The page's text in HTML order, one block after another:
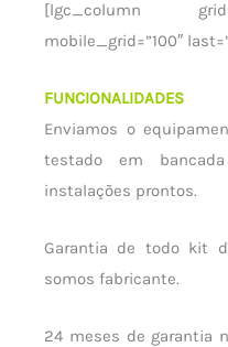
[lgc_column
mobile_grid=”100″
FUNCIONALIDADES
Enviamos o
testado em
instalações prontos.
Garantia de todo kit
somos fabricante.
24 meses de garantia